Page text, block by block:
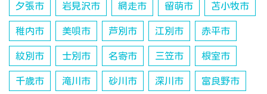
夕張市 岩見沢市 網走市 留萌市 苫小牧市
稚内市 美唄市 芦別市 江別市 赤平市
紋別市 士別市 名寄市 三笠市 根室市
千歳市 滝川市 砂川市 深川市 富良野市